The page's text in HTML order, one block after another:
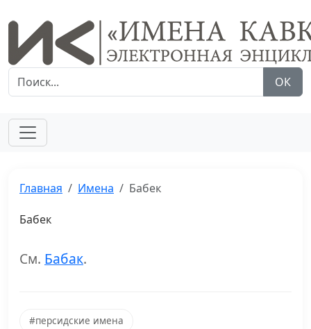
ОК
Главная Имена Бабек
Бабек
См. Бабак.
#персидские имена